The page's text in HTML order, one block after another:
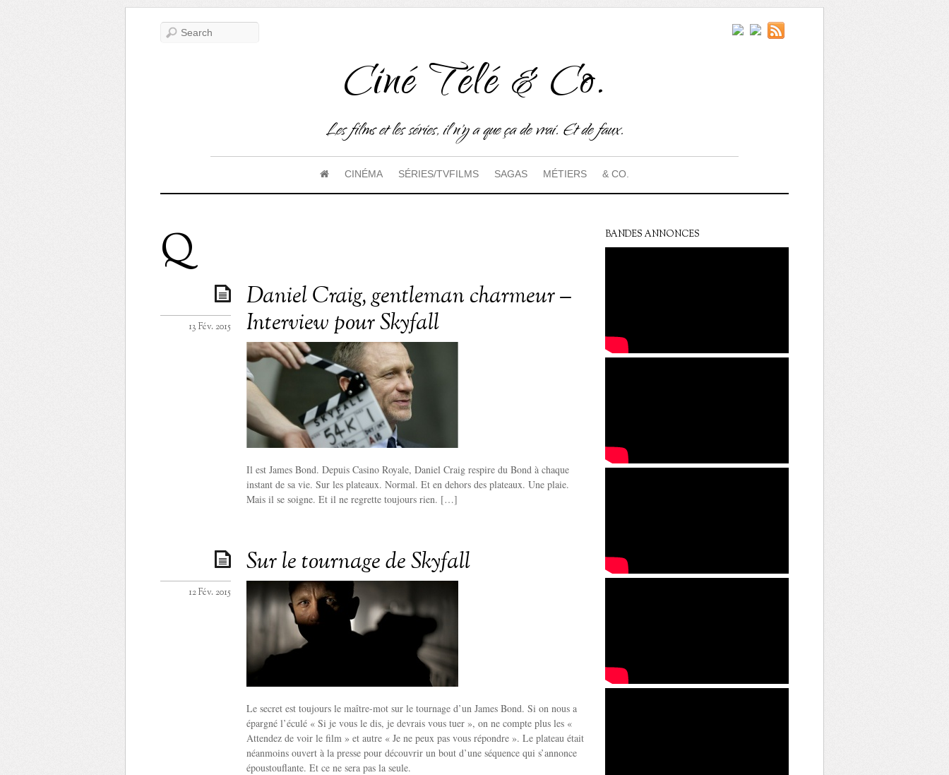
Ciné Télé & Co.
Les films et les séries, il n'y a que ça de vrai. Et de faux.
CINÉMA SÉRIES/TVFILMS SAGAS MÉTIERS & CO.
Q
Daniel Craig, gentleman charmeur –
Interview pour Skyfall
13 Fév. 2015
Il est James Bond. Depuis Casino Royale, Daniel Craig respire du Bond à chaque
instant de sa vie. Sur les plateaux. Normal. Et en dehors des plateaux. Une plaie.
Mais il se soigne. Et il ne regrette toujours rien. […]
Sur le tournage de Skyfall
12 Fév. 2015
Le secret est toujours le maître-mot sur le tournage d’un James Bond. Si on nous a
épargné l’éculé « Si je vous le dis, je devrais vous tuer », on ne compte plus les «
Attendez de voir le film » et autre « Je ne peux pas vous répondre ». Le plateau était
néanmoins ouvert à la presse pour découvrir un bout d’une séquence qui s’annonce
époustouflante. Et ce ne sera pas la seule.
BANDES ANNONCES